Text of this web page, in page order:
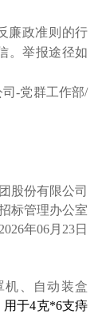
廉政准则的行
。举报途径如
-党群工作部/
股份有限公司
标管理办公室
2026年06月23日
机、自动装盒
用于4克*6支痔